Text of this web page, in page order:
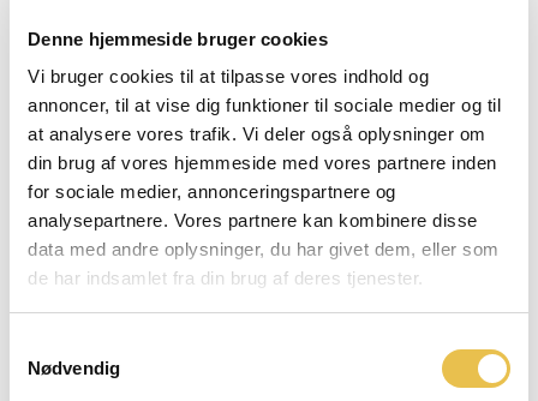
Denne hjemmeside bruger cookies
Vi bruger cookies til at tilpasse vores indhold og
annoncer, til at vise dig funktioner til sociale medier og til
at analysere vores trafik. Vi deler også oplysninger om
din brug af vores hjemmeside med vores partnere inden
for sociale medier, annonceringspartnere og
analysepartnere. Vores partnere kan kombinere disse
data med andre oplysninger, du har givet dem, eller som
de har indsamlet fra din brug af deres tjenester.
Nødvendig
1 tilbage
Tilbud
1 tilbage